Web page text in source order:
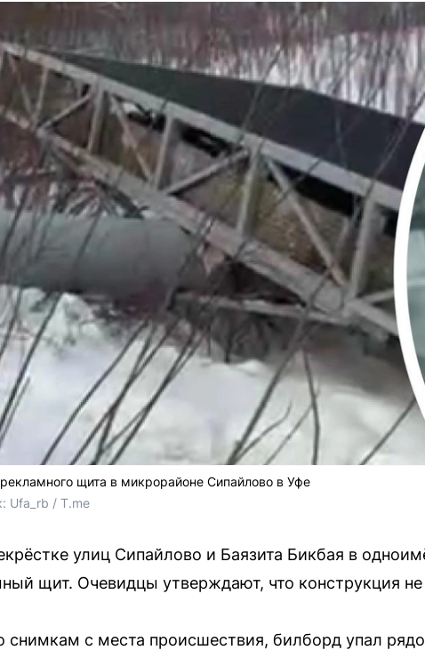
щита в микрорайоне Сипайлово в Уфе
Ufa_rb / T.me
улиц Сипайлово и Баязита Бикбая в
щит. Очевидцы утверждают, что конструкция
снимкам с места происшествия, билборд упал